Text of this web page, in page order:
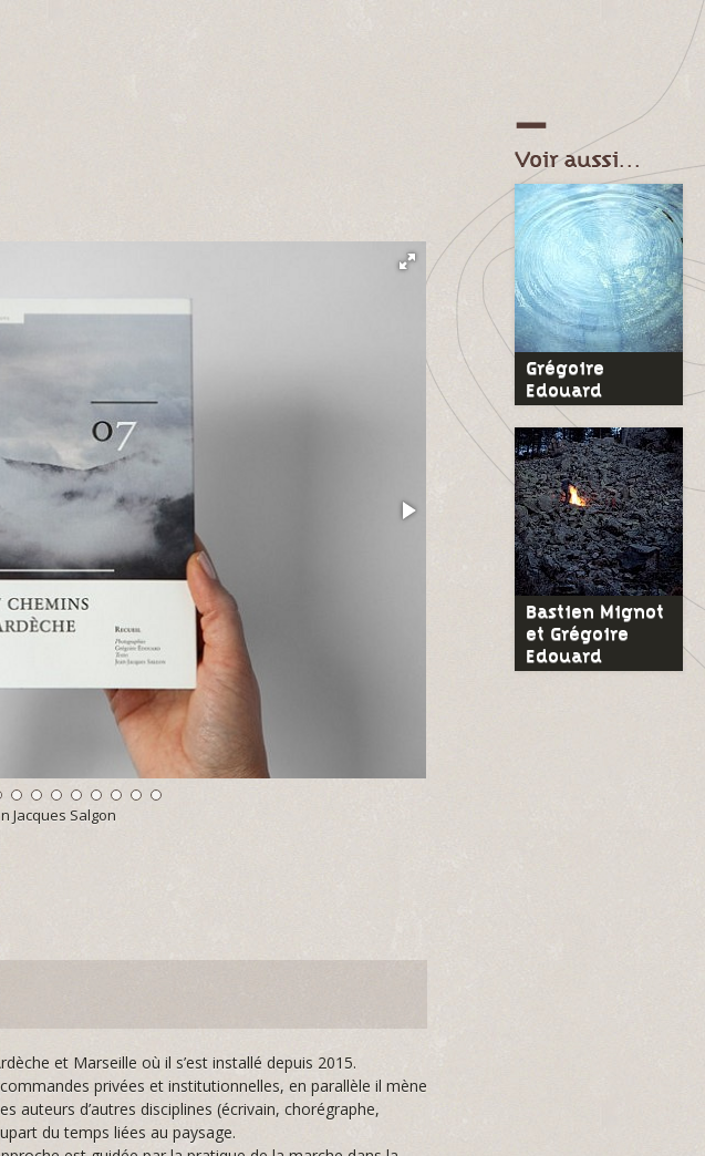
Jacques Salgon
et Marseille où il s’est installé depuis 2015.
privées et institutionnelles, en parallèle il mène
auteurs d’autres disciplines (écrivain, chorégraphe,
du temps liées au paysage.
Voir aussi…
Grégoire
Edouard
Bastien Mignot
et Grégoire
Edouard